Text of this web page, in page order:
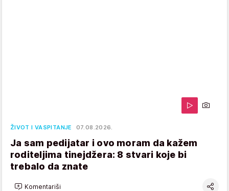
ŽIVOT I VASPITANJE 07.08.2026.
Ja sam pedijatar i ovo moram da kažem
roditeljima tinejdžera: 8 stvari koje bi
trebalo da znate
Komentariši